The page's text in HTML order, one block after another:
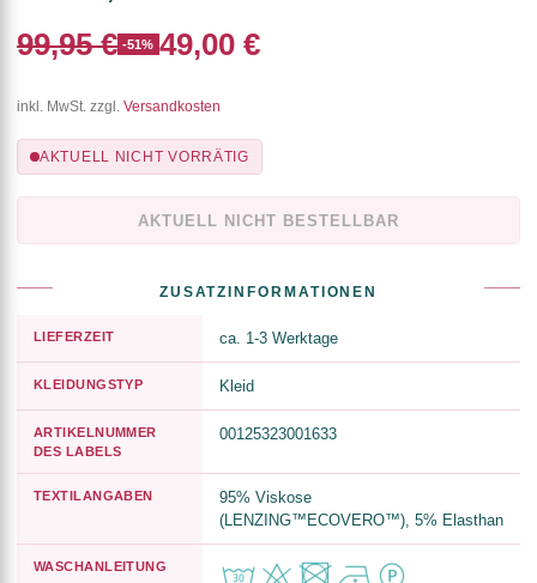
99,95 € -51% 49,00 €
inkl. MwSt. zzgl. Versandkosten
AKTUELL NICHT VORRÄTIG
AKTUELL NICHT BESTELLBAR
ZUSATZINFORMATIONEN
LIEFERZEIT ca. 1-3 Werktage
KLEIDUNGSTYP Kleid
ARTIKELNUMMER
DES LABELS
00125323001633
TEXTILANGABEN
95% Viskose
(LENZING™ECOVERO™), 5% Elasthan
WASCHANLEITUNG